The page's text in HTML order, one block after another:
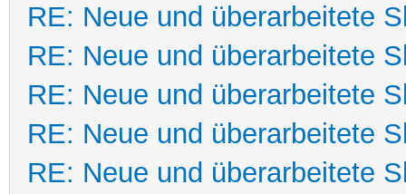
RE: Neue und überarbeitete
RE: Neue und überarbeitete
RE: Neue und überarbeitete
RE: Neue und überarbeitete
RE: Neue und überarbeitete